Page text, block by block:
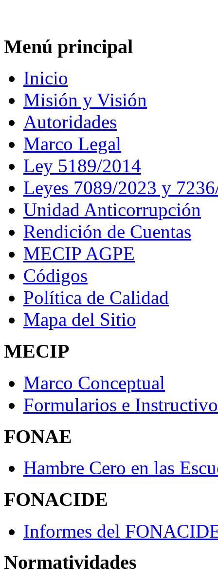
Menú principal
Inicio
Misión y Visión
Autoridades
Marco Legal
Ley 5189/2014
Leyes 7089/2023 y
Unidad Anticorrupción
Rendición de Cuentas
MECIP AGPE
Códigos
Política de Calidad
Mapa del Sitio
MECIP
Marco Conceptual
Formularios e
FONAE
Hambre Cero en las
FONACIDE
Informes del
Normatividades